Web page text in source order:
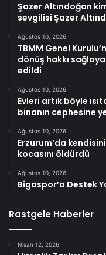
Şazer Altındoğan
sevgilisi Şazer
Ağustos 10, 2026
TBMM Genel
dönüş hakkı
edildi
Ağustos 10, 2026
Evleri artık böyle
binanın cephesine
Ağustos 10, 2026
Erzurum’da
kocasını öldürdü
Ağustos 10, 2026
Bigaspor’a Destek
Rastgele Haberler
Nisan 12, 2026